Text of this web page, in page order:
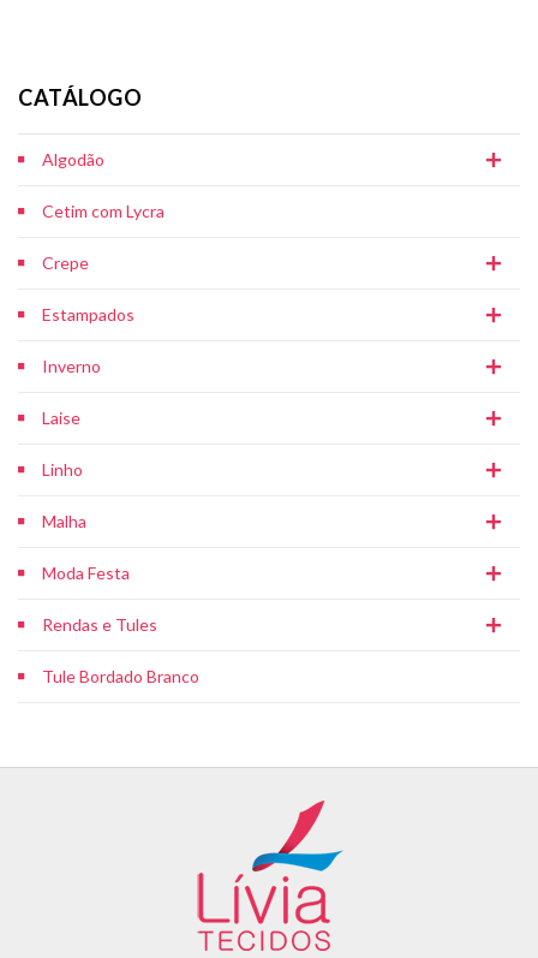
CATÁLOGO
Algodão
Cetim com Lycra
Crepe
Estampados
Inverno
Laise
Linho
Malha
Moda Festa
Rendas e Tules
Tule Bordado Branco